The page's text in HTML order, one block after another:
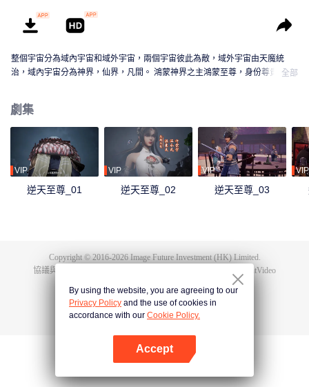
整個宇宙分為域內宇宙和域外宇宙，兩個宇宙彼此為敵，域外宇宙由天魔統
治，域內宇宙分為神界，仙界，凡間。 鴻蒙神界之主鴻蒙至尊，身份尊貴，屬
宙入侵時，鴻蒙至尊被混沌至尊和始源至尊設計聯手殺害，並詛咒其萬世輪
迴。鴻蒙至尊親人手下被殺，家園被奪，理念被改，就連最疼愛的徒兒靈霞天
尊也背叛了他。而且在他萬世輪迴中被世世滅門，直到最後一世轉生到了譚雲
身上。 譚雲是望月鎮小貴族譚家的少爺，但鴻蒙至尊轉生之人需要受到生死刺
激才能覺醒。在婚禮中，譚雲撞見未婚妻與司徒家少爺偷情並被毆打，在將死
之時終於覺醒了鴻蒙至尊的記憶。 原先廢柴的譚雲憑藉著鴻蒙神胎，逆天改
命，擁有了神級的天賦，然後開始修煉前世的功法，快速提升修為。譚雲先是
也收穫了多位風姿卓絕的佳麗。
全部
劇集
VIP
逆天至尊_01
VIP
逆天至尊_02
VIP
逆天至尊_03
VIP
Copyright © 2016-2026Image Future Investment (HK) Limited.
協議與條款
TencentVideo
By using the website, you are agreeing to our
Privacy Policy and the use of cookies in
accordance with our Cookie Policy.
Accept